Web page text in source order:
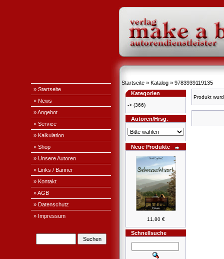
» Startseite
» News
» Angebot
» Service
» Kalkulation
» Shop
» Unsere Autoren
» Links / Banner
» Kontakt
» AGB
» Datenschutz
» Impressum
Startseite » Katalog » 9783939119135
Kategorien
-> (366)
Autoren/Hrsg.
Neue Produkte
11,80 €
Schnellsuche
Produkt